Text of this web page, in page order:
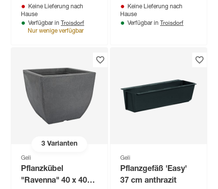
Keine Lieferung nach
Hause
Verfügbar in Troisdorf
Nur wenige verfügbar
Keine Lieferung nach
Hause
Verfügbar in Troisdorf
3Varianten
Geli
Pflanzkübel
"Ravenna" 40 x 40
Geli
Pflanzgefäß 'Easy'
37 cm anthrazit